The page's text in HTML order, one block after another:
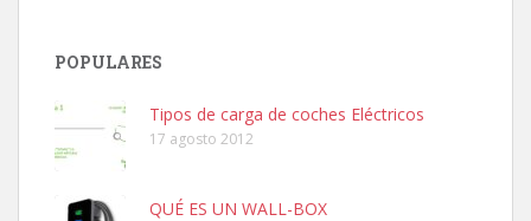
POPULARES
Tipos de carga de coches Eléctricos
17 agosto 2012
QUÉ ES UN WALL-BOX